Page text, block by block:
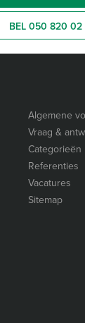
BEL 050 820 02
Algemene
Vraag &
Categorieën
Referenties
Vacatures
Sitemap